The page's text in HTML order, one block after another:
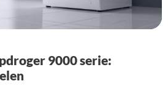
9000 serie: